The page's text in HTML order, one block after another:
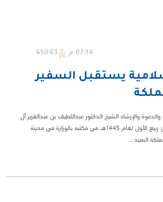
07:14 م 65043
يستقبل السفير
والإرشاد الشيخ الدكتور عبداللطيف بن عبدالعزيز آل
الشيخ، اليوم الأحد الموافق الثلاثين من ربيع الأول لعام 1445هـ في مكتبه بالوزارة في مدينة
السيد ...